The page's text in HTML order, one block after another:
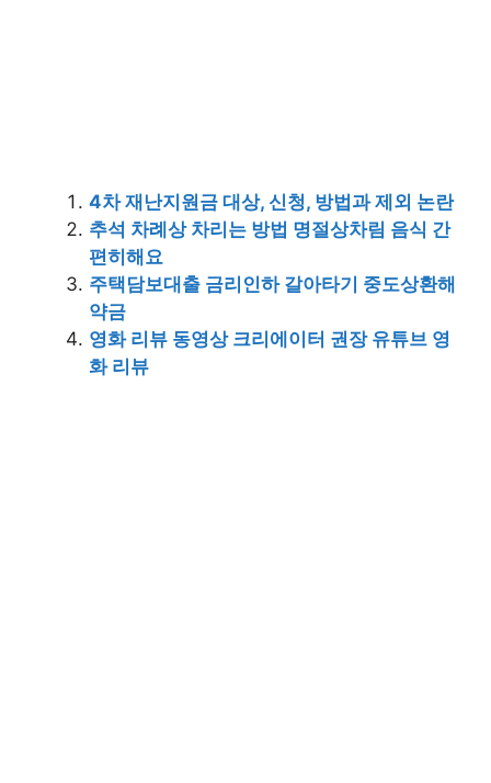
4차 재난지원금 대상, 신청, 방법과 제외 논란
추석 차례상 차리는 방법 명절상차림 음식 간
편히해요
주택담보대출 금리인하 갈아타기 중도상환해
약금
영화 리뷰 동영상 크리에이터 권장 유튜브 영
화 리뷰